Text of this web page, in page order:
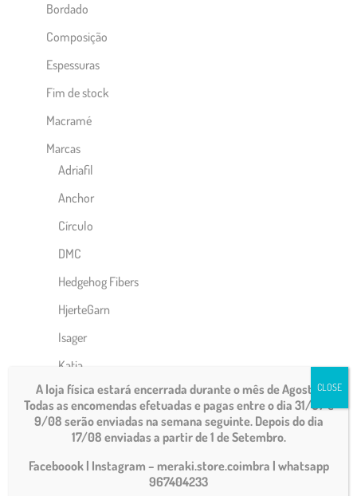
Bordado
Composição
Espessuras
Fim de stock
Macramé
Marcas
Adriafil
Anchor
Círculo
DMC
Hedgehog Fibers
HjerteGarn
Isager
Katia
Lana Grossa
Malabrigo
A loja física estará encerrada durante o mês de Agosto.
Todas as encomendas efetuadas e pagas entre o dia 31/07 e
9/08 serão enviadas na semana seguinte. Depois do dia
17/08 enviadas a partir de 1 de Setembro.
Faceboook | Instagram – meraki.store.coimbra | whatsapp
967404233
CLOSE